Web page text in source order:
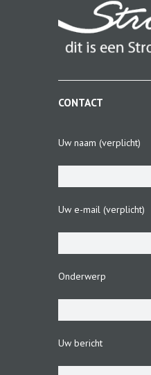
CONTACT
Uw naam (verplicht)
Uw e-mail (verplicht)
Onderwerp
Uw bericht